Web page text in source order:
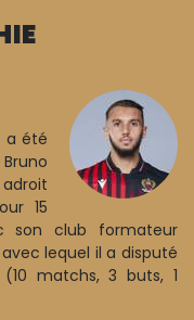
a été
15
son club formateur
lequel il a disputé
matchs, 3 buts, 1